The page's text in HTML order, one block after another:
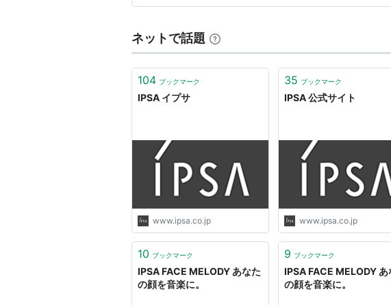
を書くと、今回のイプサの化粧水はC級…
ネットで話題
104 ブックマーク
IPSA イプサ
www.ipsa.co.jp
35 ブックマーク
IPSA 公式サイト
www.ipsa.co.jp
10 ブックマーク
IPSA FACE MELODY あなた
の顔を音楽に。
9 ブックマーク
IPSA FACE MELODY あ
の顔を音楽に。